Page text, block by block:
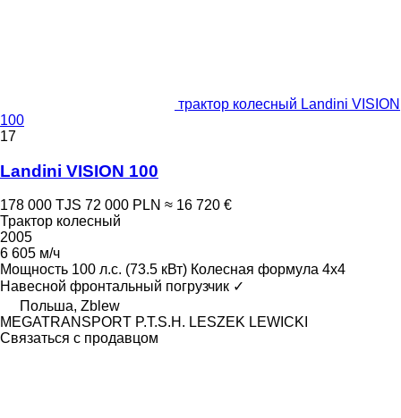
трактор колесный Landini VISION
100
17
Landini VISION 100
178 000 TJS 72 000 PLN ≈ 16 720 €
Трактор колесный
2005
6 605 м/ч
Мощность 100 л.с. (73.5 кВт) Колесная формула 4x4
Навесной фронтальный погрузчик ✓
Польша, Zblew
MEGATRANSPORT P.T.S.H. LESZEK LEWICKI
Связаться с продавцом